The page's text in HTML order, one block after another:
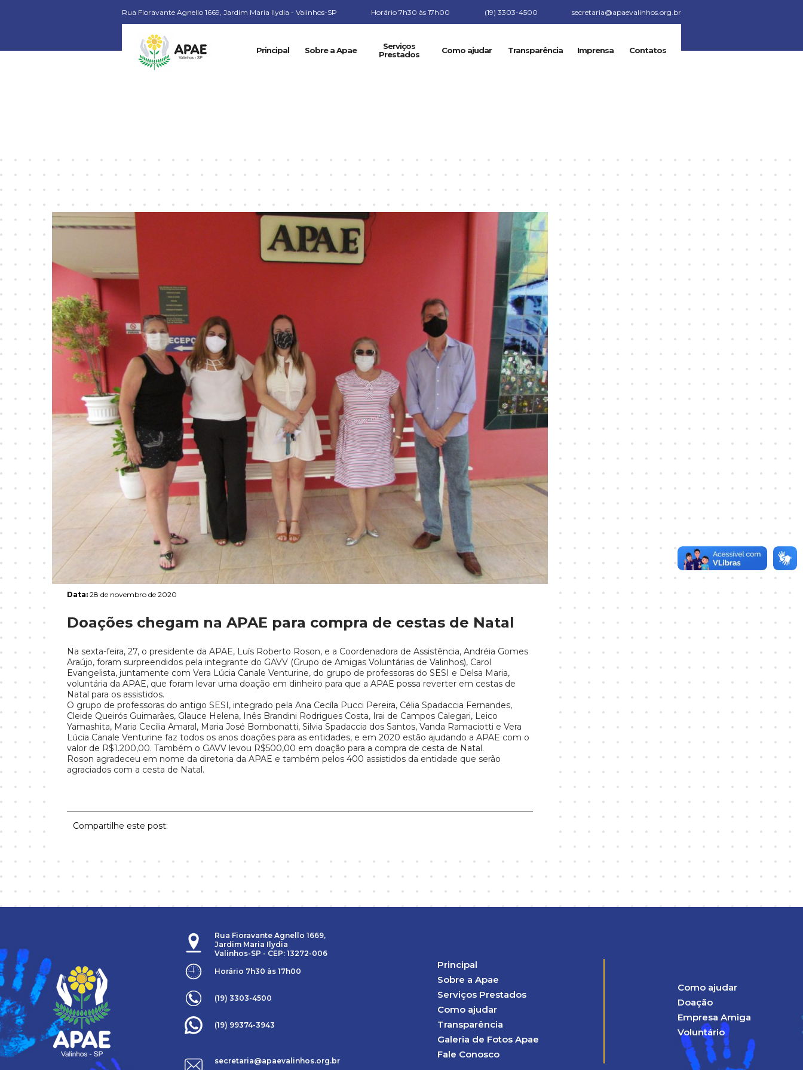
Rua Fioravante Agnello 1669, Jardim Maria Ilydia - Valinhos-SP Horário 7h30 às 17h00 (19) 3303-4500 secretaria@apaevalinhos.org.br
Principal Sobre a Apae
Serviços
Prestados
Como ajudar Transparência Imprensa Contatos
Data: 28 de novembro de 2020
Doações chegam na APAE para compra de cestas de Natal
Na sexta-feira, 27, o presidente da APAE, Luís Roberto Roson, e a Coordenadora de Assistência, Andréia Gomes
Araújo, foram surpreendidos pela integrante do GAVV (Grupo de Amigas Voluntárias de Valinhos), Carol
Evangelista, juntamente com Vera Lúcia Canale Venturine, do grupo de professoras do SESI e Delsa Maria,
voluntária da APAE, que foram levar uma doação em dinheiro para que a APAE possa reverter em cestas de
Natal para os assistidos.
O grupo de professoras do antigo SESI, integrado pela Ana Cecíla Pucci Pereira, Célia Spadaccia Fernandes,
Cleide Queirós Guimarães, Glauce Helena, Inês Brandini Rodrigues Costa, Irai de Campos Calegari, Leico
Yamashita, Maria Cecilia Amaral, Maria José Bombonatti, Silvia Spadaccia dos Santos, Vanda Ramaciotti e Vera
Lúcia Canale Venturine faz todos os anos doações para as entidades, e em 2020 estão ajudando a APAE com o
valor de R$1.200,00. Também o GAVV levou R$500,00 em doação para a compra de cesta de Natal.
Roson agradeceu em nome da diretoria da APAE e também pelos 400 assistidos da entidade que serão
agraciados com a cesta de Natal.
Compartilhe este post:
Rua Fioravante Agnello 1669,
Jardim Maria Ilydia
Valinhos-SP - CEP: 13272-006
Horário 7h30 às 17h00
(19) 3303-4500
(19) 99374-3943
secretaria@apaevalinhos.org.br
Principal
Sobre a Apae
Serviços Prestados
Como ajudar
Transparência
Galeria de Fotos Apae
Fale Conosco
Como ajudar
Doação
Empresa Amiga
Voluntário